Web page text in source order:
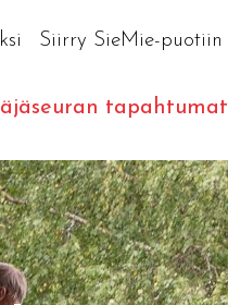
Siirry SieMie-puotiin
tapahtumat